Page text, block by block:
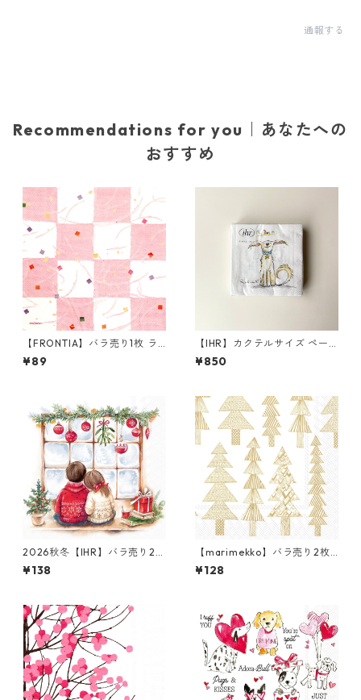
通報する
Recommendations for you｜あなたへの
おすすめ
【FRONTIA】バラ売り1枚 ラ
ンチサイズ ペーパーナプキン
市松 ホワイト×ピンク
¥89
【IHR】カクテルサイズ ペー
パーナプキン EMOTION DOG
S ホワイト Anita Jeram 20枚
¥850
2026秋冬【IHR】バラ売り2枚
ランチサイズ ペーパーナプキ
ン Looking for Christmas ホ
¥138
【marimekko】バラ売り2枚
ランチサイズ ペーパーナプキ
ン KUUSIKOSSA ホワイトxゴ
¥128